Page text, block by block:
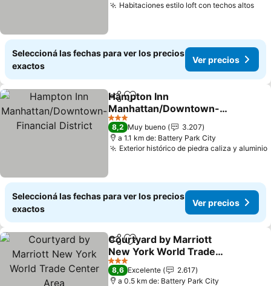
Habitaciones estilo loft con techos altos
Seleccioná las fechas para ver los precios
exactos
Ver precios
CompartirAñadir a favoritos
Hampton Inn
Manhattan/Downtown-
Financial District
Ver precios
3 Estrellas
8,2 Muy bueno
3.207
a 1.1 km de: Battery Park City
Exterior histórico de piedra caliza y aluminio
Seleccioná las fechas para ver los precios
exactos
Ver precios
CompartirAñadir a favoritos
Courtyard by Marriott
New York World Trade
Center Area
Ver precios
3 Estrellas
8,6 Excelente
2.617
a 0.5 km de: Battery Park City